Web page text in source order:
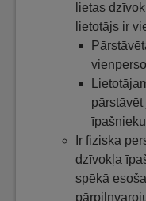
lietas
lietotājs ir
Ir fiziska
dzīvokļa
spēkā